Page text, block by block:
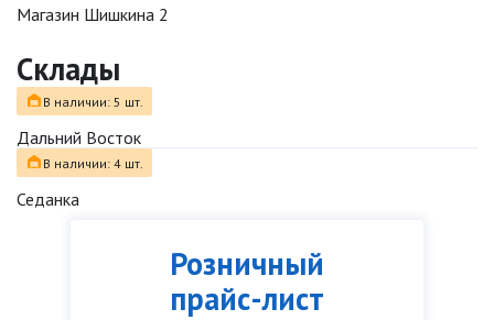
Розничный
прайс-лист
Магазин Шишкина 2
Склады
В наличии: 5 шт.
Дальний Восток
В наличии: 4 шт.
Седанка